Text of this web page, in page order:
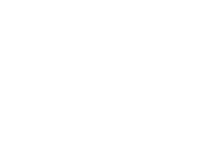
了承ください。
をご了承くださ
ず変更すること
下、フタル酸ジブチ
) : 1000ppm、
、
可)を取得する
要な手段を講じ
これらの製造装